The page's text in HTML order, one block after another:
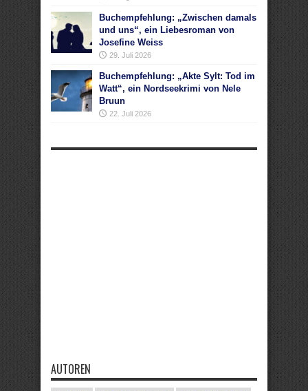
Buchempfehlung: „Zwischen damals
und uns“, ein Liebesroman von
Josefine Weiss
29. Juli 2026
Buchempfehlung: „Akte Sylt: Tod im
Watt“, ein Nordseekrimi von Nele
Bruun
22. Juli 2026
AUTOREN